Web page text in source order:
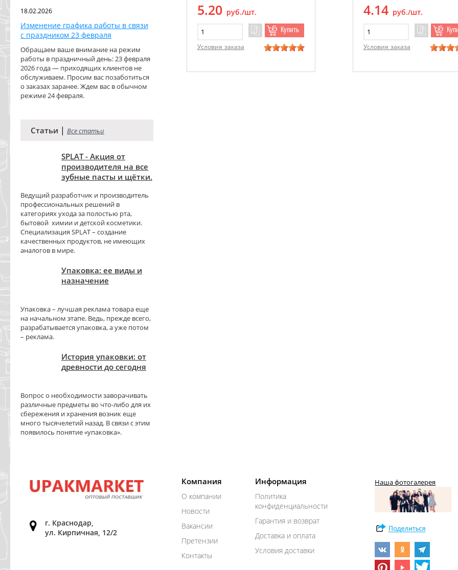
18.02.2026
Изменение графика работы в связи
с праздником 23 февраля
Обращаем ваше внимание на режим
работы в праздничный день: 23 февраля
2026 года — приходящих клиентов не
обслуживаем. Просим вас позаботиться
о заказах заранее. Ждем вас в обычном
режиме 24 февраля.
Статьи | Все статьи
SPLAT - Акция от
производителя на все
зубные пасты и щётки.
Ведущий разработчик и производитель
профессиональных решений в
категориях ухода за полостью рта,
бытовой химии и детской косметики.
Специализация SPLAT – создание
качественных продуктов, не имеющих
аналогов в мире.
Упаковка: ее виды и
назначение
Упаковка – лучшая реклама товара еще
на начальном этапе. Ведь, прежде всего,
разрабатывается упаковка, а уже потом
– реклама.
История упаковки: от
древности до сегодня
Вопрос о необходимости заворачивать
различные предметы во что-либо для их
сбережения и хранения возник еще
много тысячелетий назад. В связи с этим
появилось понятие «упаковка».
5.20 руб./шт.
Купить
Условия заказа
4.14 руб./шт.
Условия заказа
г. Краснодар,
ул. Кирпичная, 12/2
Компания
О компании
Новости
Вакансии
Претензии
Контакты
Информация
Политика
конфиденциальности
Гарантия и возврат
Доставка и оплата
Условия доставки
Наша фотогалерея